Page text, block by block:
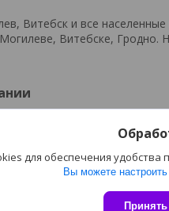
Витебск и все
Витебске,
Сайт
для обеспечения
Вы можете